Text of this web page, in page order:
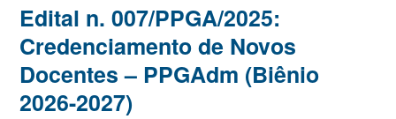
Edital n. 007/PPGA/2025:
Credenciamento de Novos
Docentes – PPGAdm (Biênio
2026-2027)